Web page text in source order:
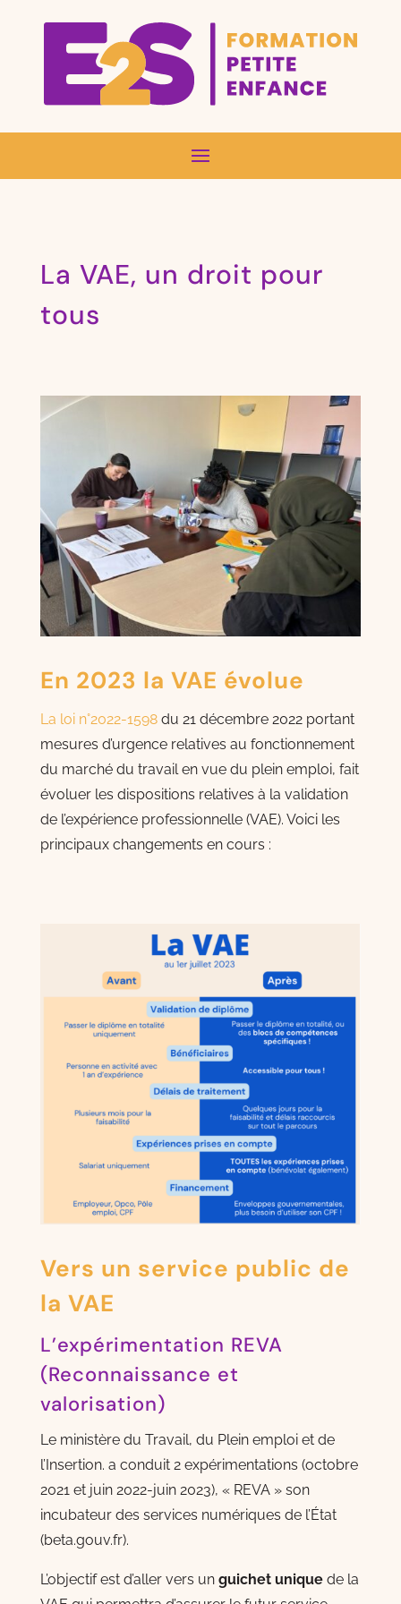
La VAE, un droit pour
tous
En 2023 la VAE évolue
La loi n°2022-1598du 21 décembre 2022 portant
mesures d’urgence relatives au fonctionnement
du marché du travail en vue du plein emploi, fait
évoluer les dispositions relatives à la validation
de l’expérience professionnelle (VAE). Voici les
principaux changements en cours :
Vers un service public de
la VAE
L’expérimentation REVA
(Reconnaissance et
valorisation)
Le ministère du Travail, du Plein emploi et de
l’Insertion. a conduit 2 expérimentations (octobre
2021 et juin 2022-juin 2023), « REVA » son
incubateur des services numériques de l’État
(beta.gouv.fr).
L’objectif est d’aller vers un guichet uniquede la